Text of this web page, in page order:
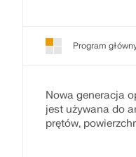
Program
Nowa generacja
jest używana do
prętów,